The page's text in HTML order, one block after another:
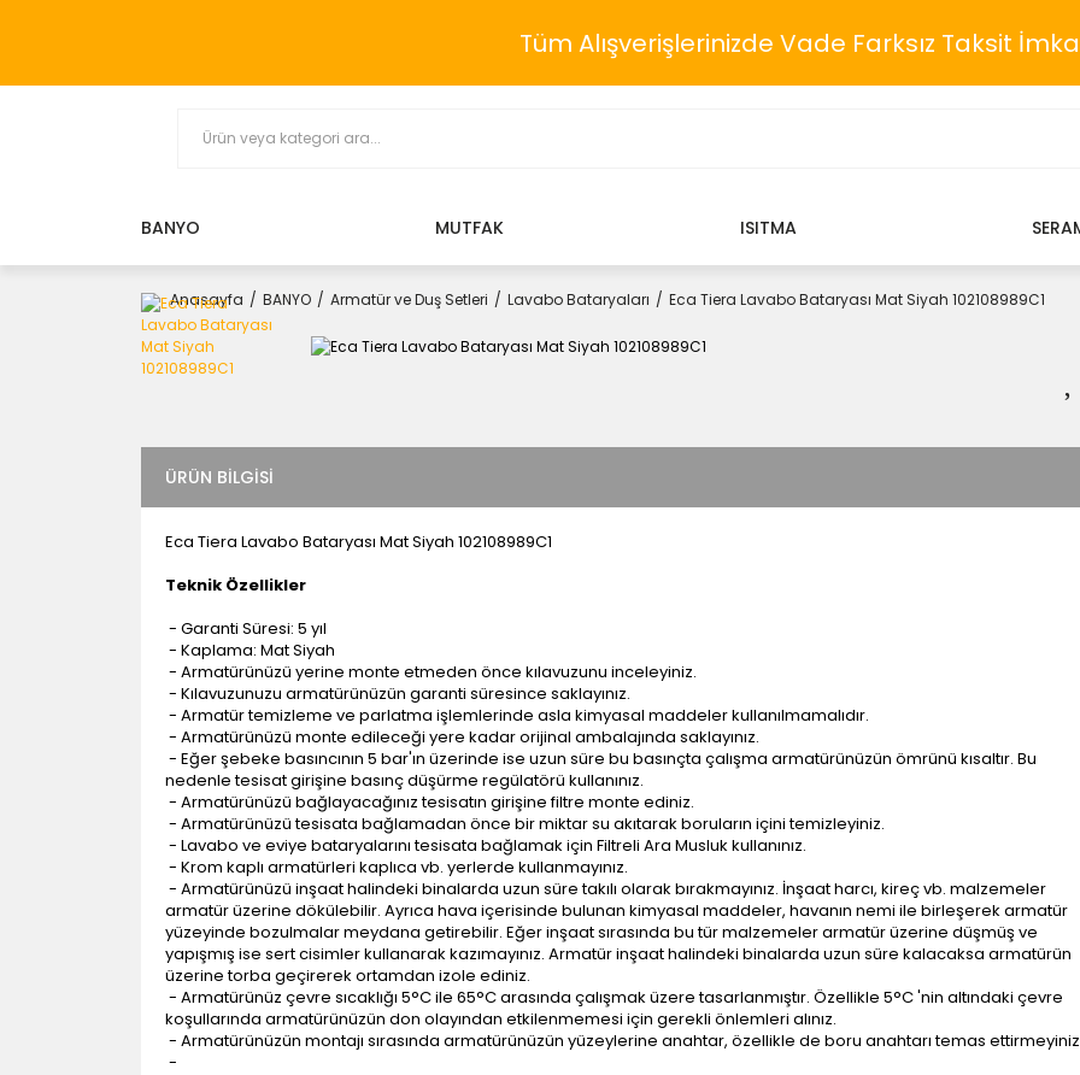
Tüm Alışverişlerinizde Vade Farksız Taksit
BANYO MUTFAK ISITMA
Anasayfa BANYO Armatür ve Duş Setleri Lavabo Bataryaları Eca Tiera Lavabo Bataryası Mat Siyah 102108989C1
ÜRÜN BILGISI
Eca Tiera Lavabo Bataryası Mat Siyah 102108989C1
Teknik Özellikler
- Garanti Süresi: 5 yıl
- Kaplama: Mat Siyah
- Armatürünüzü yerine monte etmeden önce kılavuzunu inceleyiniz.
- Kılavuzunuzu armatürünüzün garanti süresince saklayınız.
- Armatür temizleme ve parlatma işlemlerinde asla kimyasal maddeler kullanılmamalıdır.
- Armatürünüzü monte edileceği yere kadar orijinal ambalajında saklayınız.
- Eğer şebeke basıncının 5 bar'ın üzerinde ise uzun süre bu basınçta çalışma armatürünüzün ömrünü kısaltır. Bu
nedenle tesisat girişine basınç düşürme regülatörü kullanınız.
- Armatürünüzü bağlayacağınız tesisatın girişine filtre monte ediniz.
- Armatürünüzü tesisata bağlamadan önce bir miktar su akıtarak boruların içini temizleyiniz.
- Lavabo ve eviye bataryalarını tesisata bağlamak için Filtreli Ara Musluk kullanınız.
- Krom kaplı armatürleri kaplıca vb. yerlerde kullanmayınız.
- Armatürünüzü inşaat halindeki binalarda uzun süre takılı olarak bırakmayınız. İnşaat harcı, kireç vb. malzemeler
armatür üzerine dökülebilir. Ayrıca hava içerisinde bulunan kimyasal maddeler, havanın nemi ile birleşerek armatür
yüzeyinde bozulmalar meydana getirebilir. Eğer inşaat sırasında bu tür malzemeler armatür üzerine düşmüş ve
yapışmış ise sert cisimler kullanarak kazımayınız. Armatür inşaat halindeki binalarda uzun süre kalacaksa armatürün
üzerine torba geçirerek ortamdan izole ediniz.
- Armatürünüz çevre sıcaklığı 5°C ile 65°C arasında çalışmak üzere tasarlanmıştır. Özellikle 5°C 'nin altındaki çevre
koşullarında armatürünüzün don olayından etkilenmemesi için gerekli önlemleri alınız.
- Armatürünüzün montajı sırasında armatürünüzün yüzeylerine anahtar, özellikle de boru anahtarı temas
-